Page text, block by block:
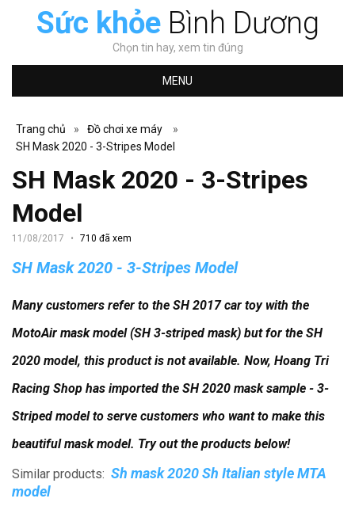
Sức khỏeBình Dương
Chọn tin hay, xem tin đúng
MENU
Trang chủ » Đồ chơi xe máy
»
SH Mask 2020 - 3-Stripes Model
SH Mask 2020 - 3-Stripes
Model
11/08/2017 710 đã xem
SH Mask 2020 - 3-Stripes Model
Many customers refer to the SH 2017 car toy with the
MotoAir mask model (SH 3-striped mask) but for the SH
2020 model, this product is not available. Now, Hoang Tri
Racing Shop has imported the SH 2020 mask sample - 3-
Striped model to serve customers who want to make this
beautiful mask model. Try out the products below!
Similar products: Sh mask 2020 Sh Italian style MTA
model